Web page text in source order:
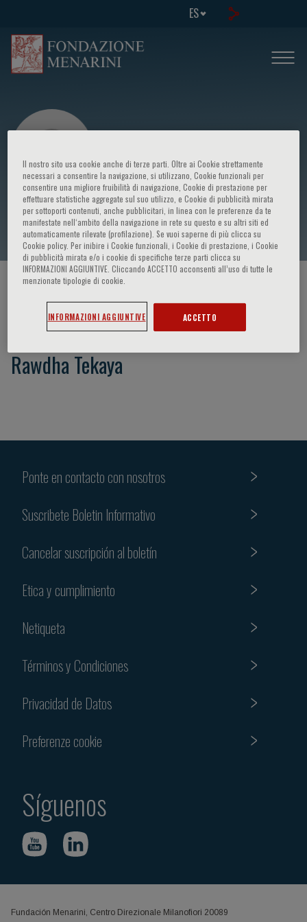
ES
Rawdha Tekaya
HOME PAGE / CURSOS Y EVENTOS
Rawdha Tekaya
Ponte en contacto con nosotros
Suscribete Boletin Informativo
Cancelar suscripción al boletín
Etica y cumplimiento
Netiqueta
Términos y Condiciones
Privacidad de Datos
Preferenze cookie
Síguenos
Fundación Menarini, Centro Direzionale Milanofiori 20089
Il nostro sito usa cookie anche di terze parti. Oltre ai Cookie strettamente
necessari a consentire la navigazione, si utilizzano, Cookie funzionali per
consentire una migliore fruibilità di navigazione, Cookie di prestazione per
effettuare statistiche aggregate sul suo utilizzo, e Cookie di pubblicità mirata
per sottoporti contenuti, anche pubblicitari, in linea con le preferenze da te
manifestate nell‘ambito della navigazione in rete su questo e su altri siti ed
automaticamente rilevate (profilazione). Se vuoi saperne di più clicca su
Cookie policy. Per inibire i Cookie funzionali, i Cookie di prestazione, i Cookie
di pubblicità mirata e/o i cookie di specifiche terze parti clicca su
INFORMAZIONI AGGIUNTIVE. Cliccando ACCETTO acconsenti all’uso di tutte le
menzionate tipologie di cookie.
INFORMAZIONI AGGIUNTIVE ACCETTO